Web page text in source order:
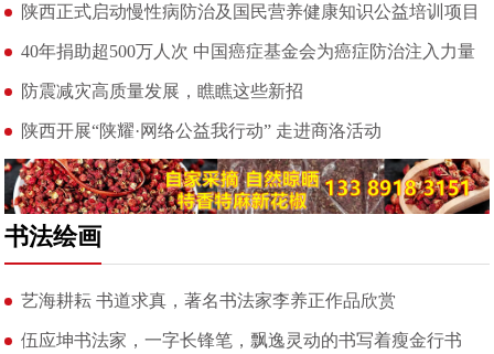
陕西正式启动慢性病防治及国民营养健康知识公益培训项目
40年捐助超500万人次 中国癌症基金会为癌症防治注入力量
防震减灾高质量发展，瞧瞧这些新招
陕西开展“陕耀·网络公益我行动” 走进商洛活动
书法绘画
艺海耕耘 书道求真，著名书法家李养正作品欣赏
伍应坤书法家，一字长锋笔，飘逸灵动的书写着瘦金行书